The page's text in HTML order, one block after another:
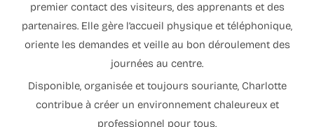
premier contact des visiteurs, des apprenants et des
partenaires. Elle gère l’accueil physique et téléphonique,
oriente les demandes et veille au bon déroulement des
journées au centre.
Disponible, organisée et toujours souriante, Charlotte
contribue à créer un environnement chaleureux et
professionnel pour tous.